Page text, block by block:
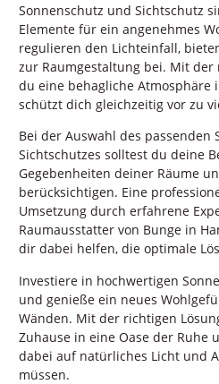
Sonnenschutz und Sichtschutz
Elemente für ein angenehmes
regulieren den Lichteinfall,
zur Raumgestaltung bei. Mit
du eine behagliche Atmosphäre
schützt dich gleichzeitig vor zu
Bei der Auswahl des passenden
Sichtschutzes solltest du deine
Gegebenheiten deiner Räume
berücksichtigen. Eine
Umsetzung durch erfahrene
Raumausstatter von Bunge in
dir dabei helfen, die optimale
Investiere in hochwertigen
und genieße ein neues
Wänden. Mit der richtigen
Zuhause in eine Oase der Ruhe
dabei auf natürliches Licht und
müssen.